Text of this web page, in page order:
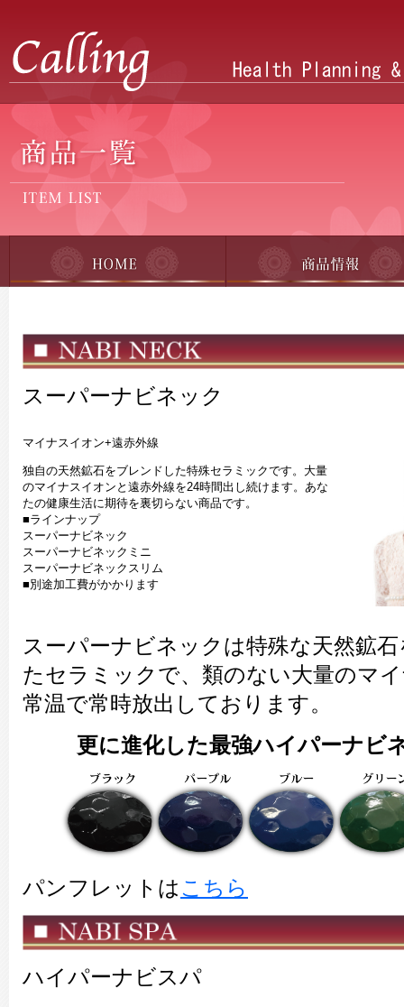
スーパーナビネック
マイナスイオン+遠赤外線
独自の天然鉱石をブレンドした特殊セラミックです。大量
のマイナスイオンと遠赤外線を24時間出し続けます。あな
たの健康生活に期待を裏切らない商品です。
■ラインナップ
スーパーナビネック
スーパーナビネックミニ
スーパーナビネックスリム
■別途加工費がかかります
スーパーナビネックは特殊な天然鉱
たセラミックで、類のない大量のマ
常温で常時放出しております。
更に進化した最強ハイパーナビ
パンフレットはこちら
ハイパーナビスパ